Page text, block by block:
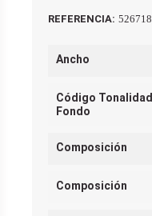
REFERENCIA: 526718
Ancho
Código Tonalidad
Fondo
Composición
Composición